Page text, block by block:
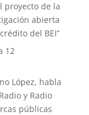
proyecto de la
abierta
del BEI”
12
López, habla
y Radio
públicas